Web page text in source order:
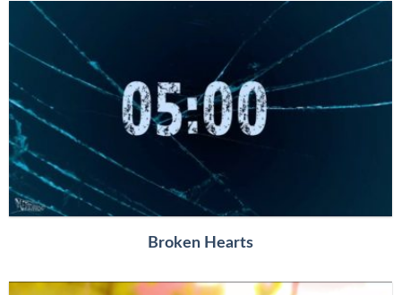
Broken Hearts